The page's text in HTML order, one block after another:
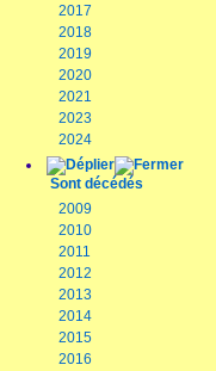
2017
2018
2019
2020
2021
2023
2024
Sont décédés
2009
2010
2011
2012
2013
2014
2015
2016